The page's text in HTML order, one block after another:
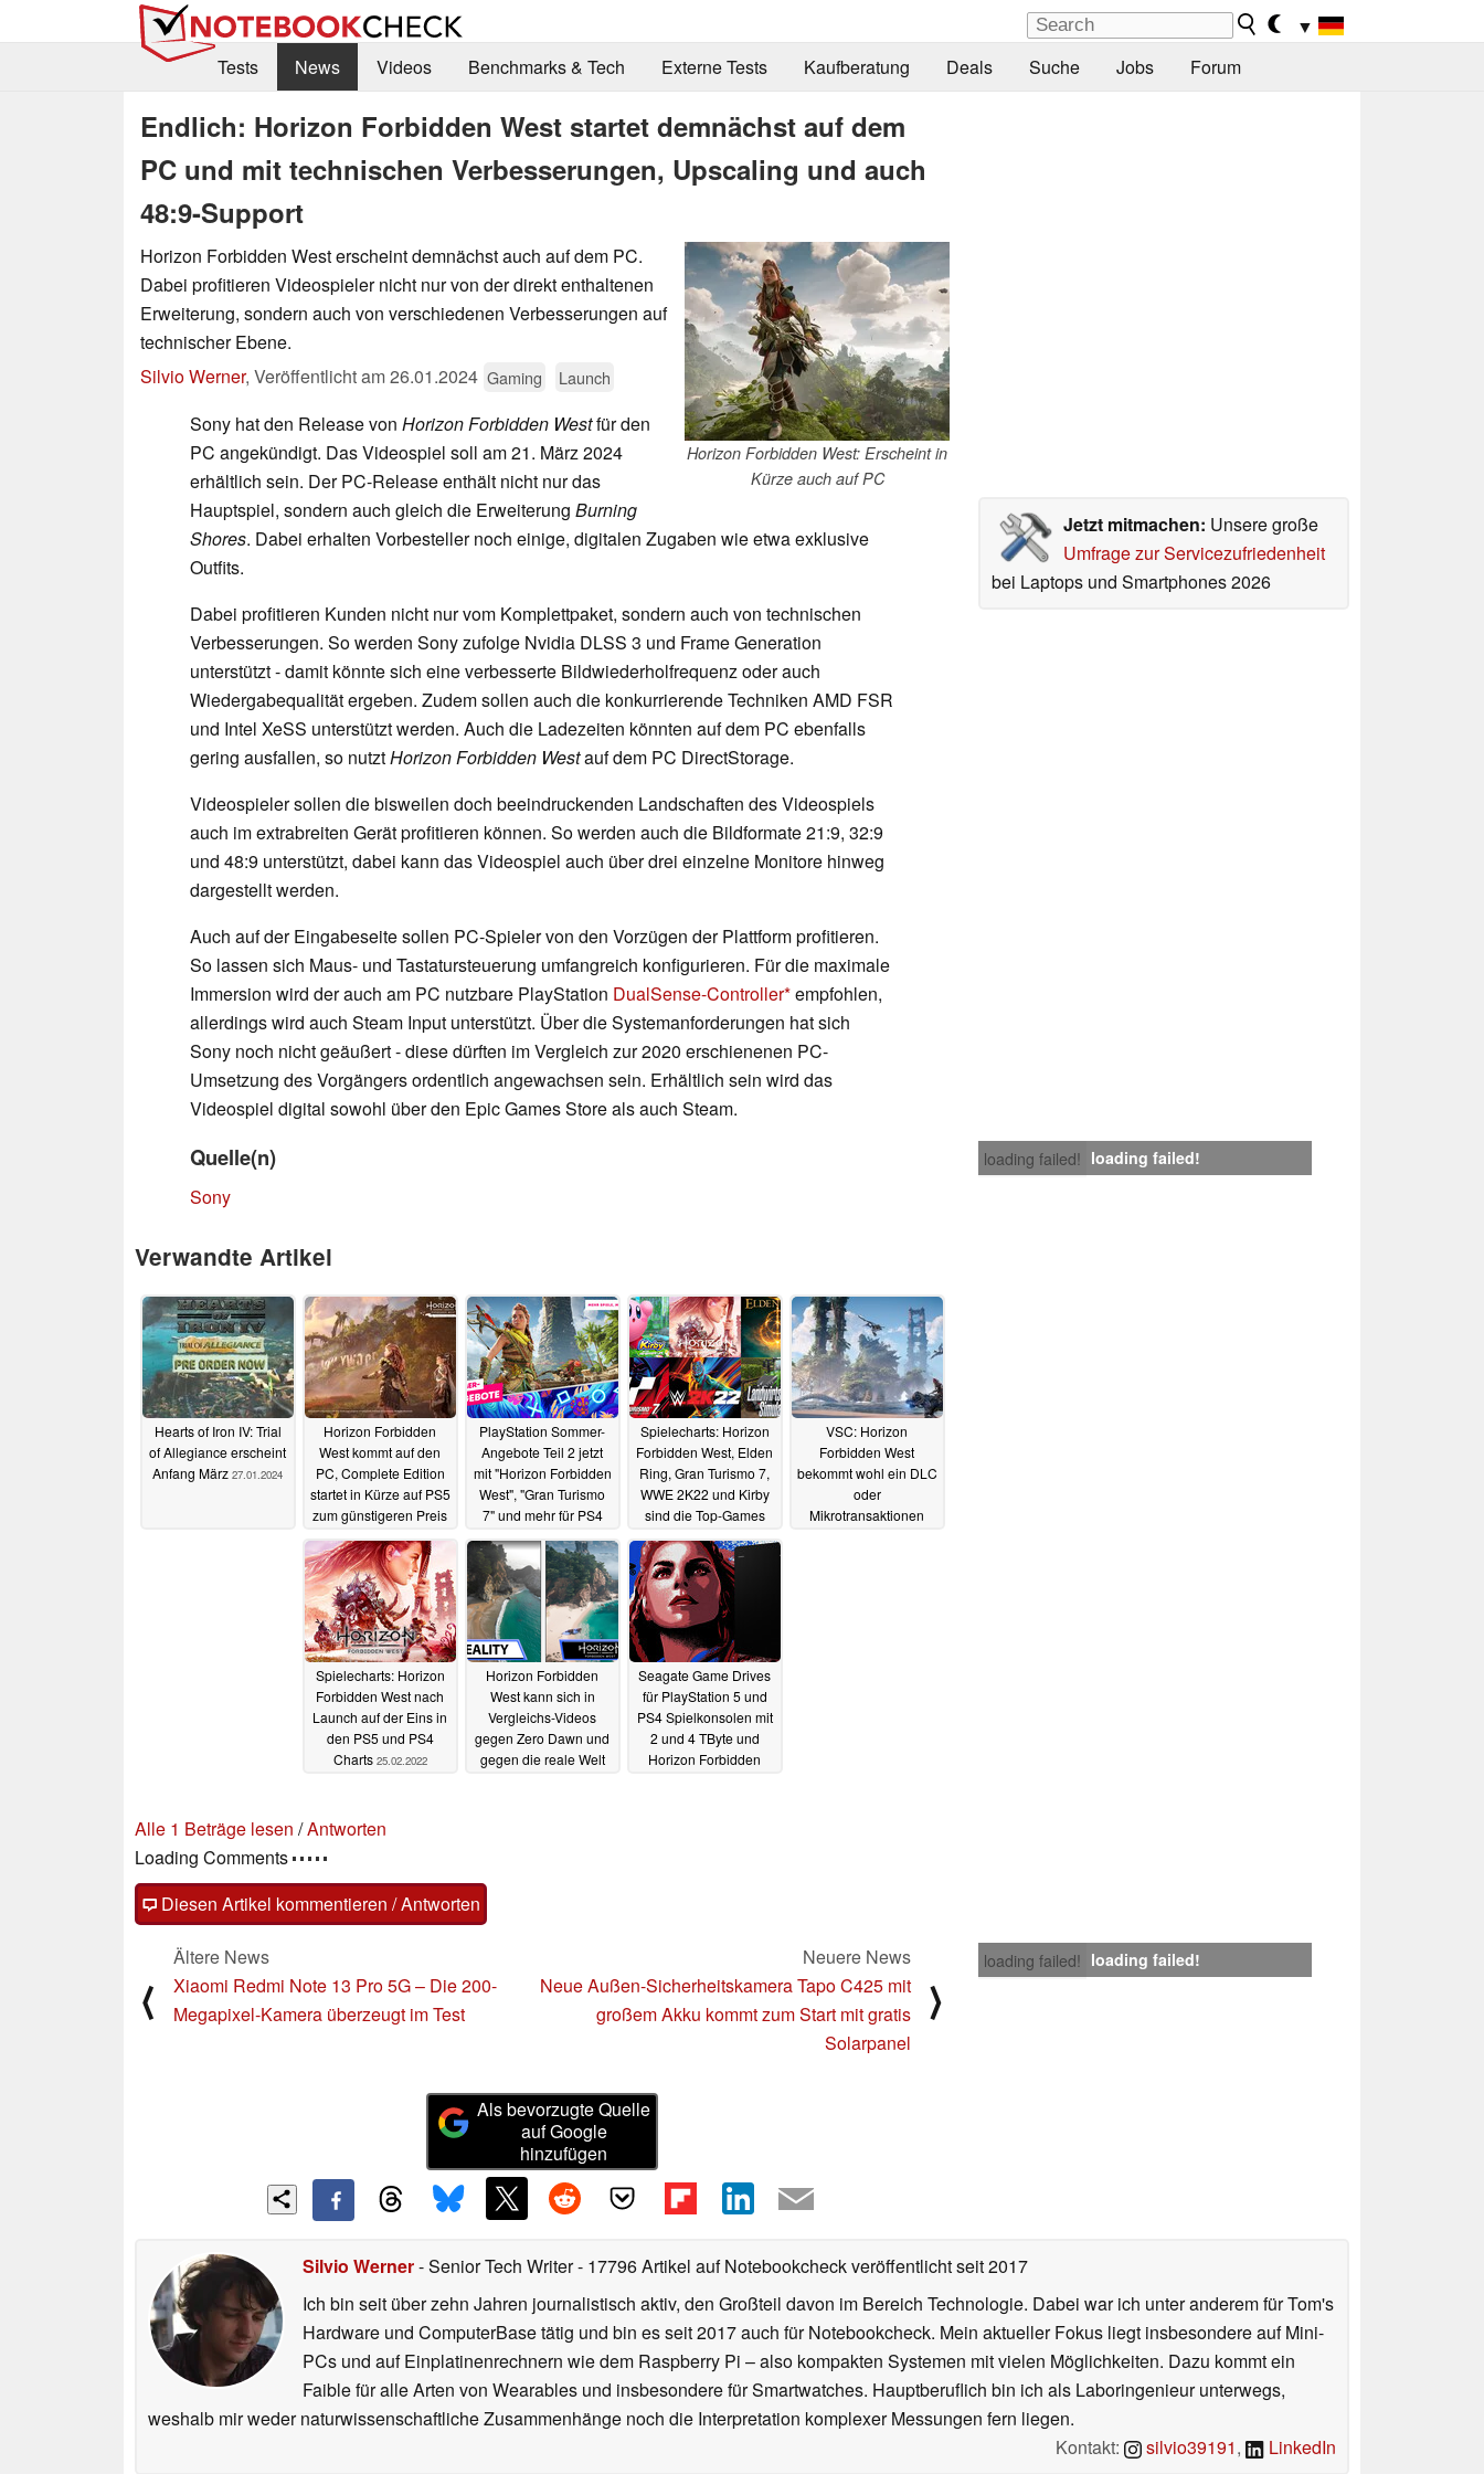
▼
Tests
News Videos Benchmarks & Tech Externe Tests Kaufberatung Deals Suche Jobs Forum
Endlich: Horizon Forbidden West startet demnächst auf dem
PC und mit technischen Verbesserungen, Upscaling und auch
48:9-Support
Horizon Forbidden West: Erscheint in
Kürze auch auf PC
Horizon Forbidden West erscheint demnächst auch auf dem PC.
Dabei profitieren Videospieler nicht nur von der direkt enthaltenen
Erweiterung, sondern auch von verschiedenen Verbesserungen auf
technischer Ebene.
Silvio Werner, Veröffentlicht am26.01.2024 Gaming Launch
Jetzt mitmachen: Unsere große
Umfrage zur Servicezufriedenheit
bei Laptops und Smartphones 2026
Sony hat den Release von Horizon Forbidden Westfür den
PC angekündigt. Das Videospiel soll am 21. März 2024
erhältlich sein. Der PC-Release enthält nicht nur das
Hauptspiel, sondern auch gleich die Erweiterung Burning
Shores. Dabei erhalten Vorbesteller noch einige, digitalen Zugaben wie etwa exklusive
Outfits.
Dabei profitieren Kunden nicht nur vom Komplettpaket, sondern auch von technischen
Verbesserungen. So werden Sony zufolge Nvidia DLSS 3 und Frame Generation
unterstützt - damit könnte sich eine verbesserte Bildwiederholfrequenz oder auch
Wiedergabequalität ergeben. Zudem sollen auch die konkurrierende Techniken AMD FSR
und Intel XeSS unterstützt werden. Auch die Ladezeiten könnten auf dem PC ebenfalls
gering ausfallen, so nutztHorizon Forbidden Westauf dem PC DirectStorage.
Videospieler sollen die bisweilen doch beeindruckenden Landschaften des Videospiels
auch im extrabreiten Gerät profitieren können. So werden auch die Bildformate 21:9, 32:9
und 48:9 unterstützt, dabei kann das Videospiel auch über drei einzelne Monitore hinweg
dargestellt werden.
Auch auf der Eingabeseite sollen PC-Spieler von den Vorzügen der Plattform profitieren.
So lassen sich Maus- und Tastatursteuerung umfangreich konfigurieren. Für die maximale
Immersion wird der auch am PC nutzbare PlayStation DualSense-Controller empfohlen,
allerdings wird auch Steam Input unterstützt. Über die Systemanforderungen hat sich
Sony noch nicht geäußert - diese dürften im Vergleich zur 2020 erschienenen PC-
Umsetzung des Vorgängers ordentlich angewachsen sein. Erhältlich sein wird das
Videospiel digital sowohl über den Epic Games Store als auch Steam.
loading failed! loading failed!
Quelle(n)
Sony
Verwandte Artikel
Hearts of Iron IV: Trial
of Allegiance erscheint
Anfang März 27.01.2024
Horizon Forbidden
West kommt auf den
PC, Complete Edition
startet in Kürze auf PS5
zum günstigeren Preis
27.09.2023
PlayStation Sommer-
Angebote Teil 2 jetzt
mit "Horizon Forbidden
West", "Gran Turismo
7" und mehr für PS4
03.08.2022
Spielecharts: Horizon
Forbidden West, Elden
Ring, Gran Turismo 7,
WWE 2K22 und Kirby
sind die Top-Games
07.04.2022
VSC: Horizon
Forbidden West
bekommt wohl ein DLC
oder
Mikrotransaktionen
Spielecharts: Horizon
Forbidden West nach
Launch auf der Eins in
den PS5 und PS4
Charts 25.02.2022
Horizon Forbidden
West kann sich in
Vergleichs-Videos
gegen Zero Dawn und
gegen die reale Welt
Seagate Game Drives
für PlayStation 5 und
PS4 Spielkonsolen mit
2 und 4 TByte und
Horizon Forbidden
Ein Kommentar im Forum
Fragen, Anregungen, zusätzliche Informationen zu diesem Artikel? - Uns interessiert Deine Meinung
(auch ohne Anmeldung möglich)!
Ersten Kommentar lesen/Antworten
Diesen Artikel kommentieren / Antworten
Ältere News
Neuere News
Neue Außen-Sicherheitskamera Tapo C425 mit
Als bevorzugte Quelle
auf Google
hinzufügen
Silvio Werner - Senior Tech Writer - 17796 Artikel auf Notebookcheck veröffentlichtseit 2017
Ich bin seit über zehn Jahren journalistisch aktiv, den Großteil davon im Bereich Technologie. Dabei war ich unter anderem für Tom's
Hardware und ComputerBase tätig und bin es seit 2017 auch für Notebookcheck. Mein aktueller Fokus liegt insbesondere auf Mini-
PCs und auf Einplatinenrechnern wie dem Raspberry Pi – also kompakten Systemen mit vielen Möglichkeiten. Dazu kommt ein
Faible für alle Arten von Wearables und insbesondere für Smartwatches. Hauptberuflich bin ich als Laboringenieur unterwegs,